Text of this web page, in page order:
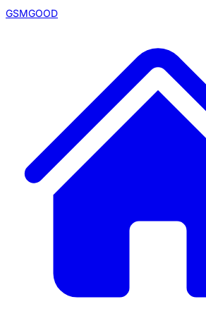
GSMGOOD